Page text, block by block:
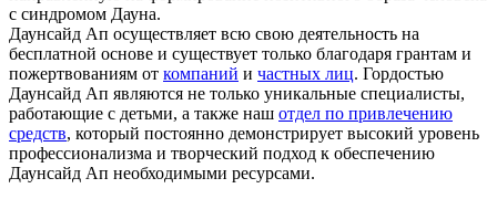
с синдромом Дауна.
Даунсайд Ап осуществляет всю свою деятельность на
бесплатной основе и существует только благодаря грантам и
пожертвованиям от компаний и частных лиц. Гордостью
Даунсайд Ап являются не только уникальные специалисты,
работающие с детьми, а также наш отдел по привлечению
средств, который постоянно демонстрирует высокий уровень
профессионализма и творческий подход к обеспечению
Даунсайд Ап необходимыми ресурсами.